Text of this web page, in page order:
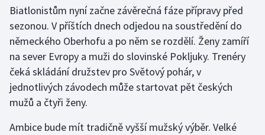
Triatlon
Veslování
Vodní slalom
Volejbal
Biatlonistům nyní začne závěrečná fáze přípravy před
sezonou. V příštích dnech odjedou na soustředění do
německého Oberhofu a po něm se rozdělí. Ženy zamíří
na sever Evropy a muži do slovinské Pokljuky. Trenéry
čeká skládání družstev pro Světový pohár, v
jednotlivých závodech může startovat pět českých
mužů a čtyři ženy.
Ambice bude mít tradičně vyšší mužský výběr. Velké